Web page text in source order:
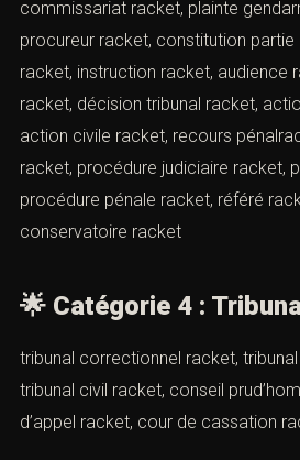
extorsion entreprise, extorsion
extorsion par menace, extorsion par
🌟Catégorie 3 :
(Modèle de plainte
Cabinet d’avocats ACI
procédure plainte racket, dépôt
procureur racket, constitution partie
enquête racket, instruction racket,
jugement racket, décision tribunal